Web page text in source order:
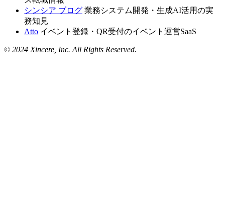
シンシア ブログ 業務システム開発・生成AI活用の実
務知見
Atto イベント登録・QR受付のイベント運営SaaS
© 2024 Xincere, Inc. All Rights Reserved.